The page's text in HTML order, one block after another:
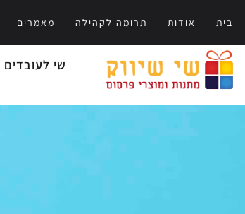
בית אודות תרומה לקהילה מאמרים
שי לעובדים